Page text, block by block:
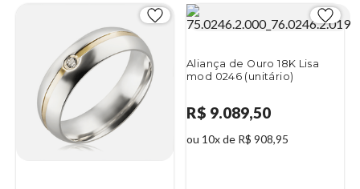
Aliança de Ouro 18K Lisa
mod 0246 (unitário)
R$ 9.089,50
ou 10x de R$ 908,95